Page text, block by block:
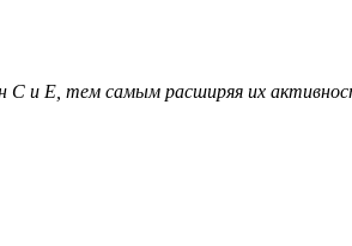
С и Е, тем самым расширяя их